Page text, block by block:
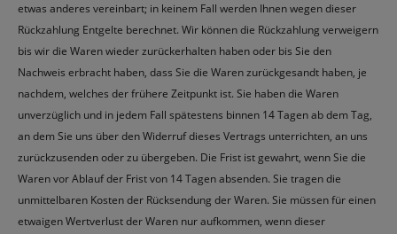
etwas anderes vereinbart; in keinem Fall werden Ihnen wegen dieser
Rückzahlung Entgelte berechnet. Wir können die Rückzahlung verweigern
bis wir die Waren wieder zurückerhalten haben oder bis Sie den
Nachweis erbracht haben, dass Sie die Waren zurückgesandt haben, je
nachdem, welches der frühere Zeitpunkt ist. Sie haben die Waren
unverzüglich und in jedem Fall spätestens binnen 14 Tagen ab dem Tag,
an dem Sie uns über den Widerruf dieses Vertrags unterrichten, an uns
zurückzusenden oder zu übergeben. Die Frist ist gewahrt, wenn Sie die
Waren vor Ablauf der Frist von 14 Tagen absenden. Sie tragen die
unmittelbaren Kosten der Rücksendung der Waren. Sie müssen für einen
etwaigen Wertverlust der Waren nur aufkommen, wenn dieser